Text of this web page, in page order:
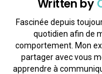
Written by
Fascinée depuis
quotidien afin de
comportement. Mon
partager avec vous
apprendre à